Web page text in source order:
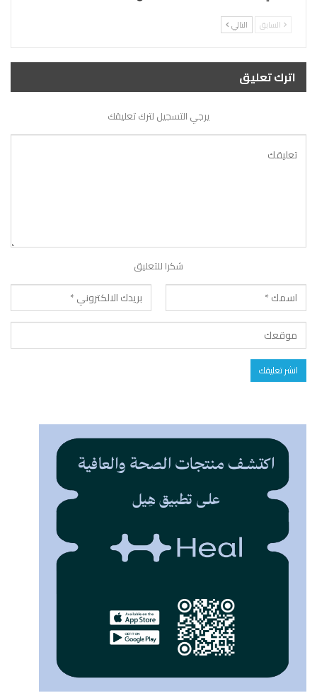
السابق التالي
اترك تعليق
يرجي التسجيل لترك تعليقك
شكرا للتعليق